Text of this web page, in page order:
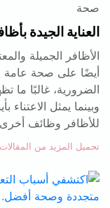
صحة
العناية الجيدة
الأظافر الجميلة
أيضًا على صحة عامة
الضرورية، غالبًا ما
وبينما يمثل الاعتناء
للأظافر وظائف أخرى
تحميل المزيد من المقالات